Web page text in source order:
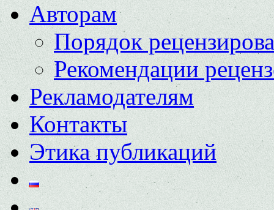
Авторам
Порядок
Рекомендации
Рекламодателям
Контакты
Этика публикаций